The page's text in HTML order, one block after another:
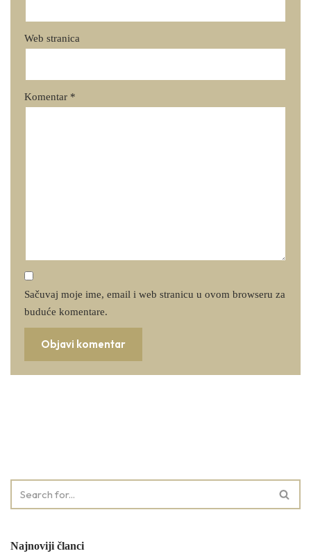
Web stranica
Komentar *
Sačuvaj moje ime, email i web stranicu u ovom browseru za
buduće komentare.
Najnoviji članci